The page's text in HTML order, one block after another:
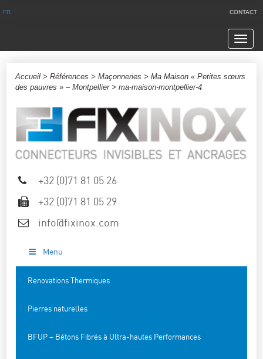
FR CONTACT
Accueil >Références >Maçonneries >Ma Maison « Petites sœurs
des pauvres » – Montpellier> ma-maison-montpellier-4
+32 (0)71 81 05 26
+32 (0)71 81 05 29
info@fixinox.com
Menu
Renovations Thermiques
Pierres naturelles
BFUP – Bétons Fibrés à Ultra-hautes Performances